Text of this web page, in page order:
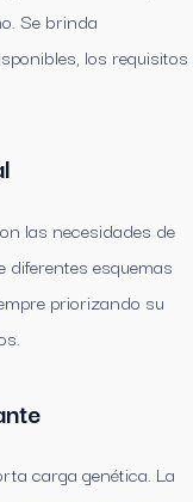
Se brinda
los requisitos
las necesidades de
diferentes esquemas
priorizando su
carga genética. La